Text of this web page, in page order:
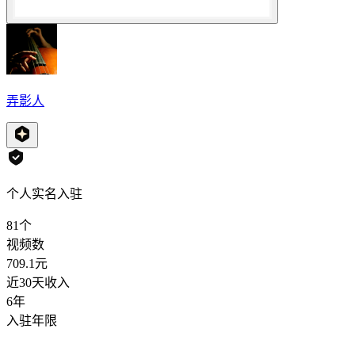
弄影人
个人实名入驻
81个
视频数
709.1元
近30天收入
6年
入驻年限